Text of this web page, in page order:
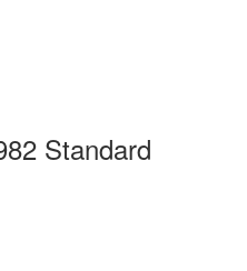
Standard